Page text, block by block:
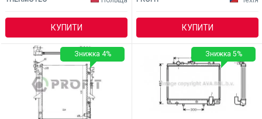
КУПИТИ КУПИТИ
Знижка 4% Знижка 5%